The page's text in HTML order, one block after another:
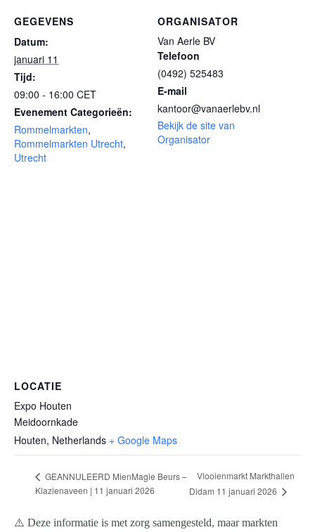
GEGEVENS
Datum:
januari 11
Tijd:
09:00 - 16:00 CET
Evenement Categorieën:
Rommelmarkten,
Rommelmarkten Utrecht,
Utrecht
ORGANISATOR
Van Aerle BV
Telefoon
(0492) 525483
E-mail
kantoor@vanaerlebv.nl
Bekijk de site van
Organisator
LOCATIE
Expo Houten
Meidoornkade
Houten, Netherlands + Google Maps
GEANNULEERD MienMagie Beurs –
Klazienaveen | 11 januari 2026
Vlooienmarkt Markthallen
Didam 11 januari 2026
⚠️ Deze informatie is met zorg samengesteld, maar markten